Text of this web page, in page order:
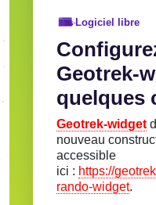
Geotrek-
quelques
Logiciel libre
Geotrek-widget
nouveau
acces­sible
ici : https://
rando-widget.